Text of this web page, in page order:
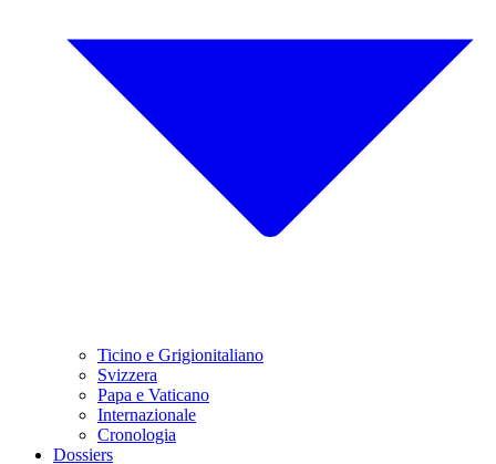
Ticino e Grigionitaliano
Svizzera
Papa e Vaticano
Internazionale
Cronologia
Dossiers